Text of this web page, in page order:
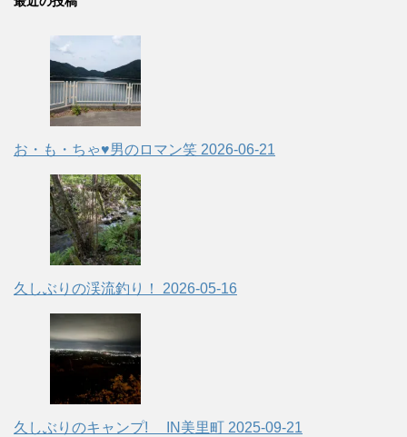
お・も・ちゃ♥男のロマン笑 2026-06-21
久しぶりの渓流釣り！ 2026-05-16
久しぶりのキャンプ! IN美里町 2025-09-21